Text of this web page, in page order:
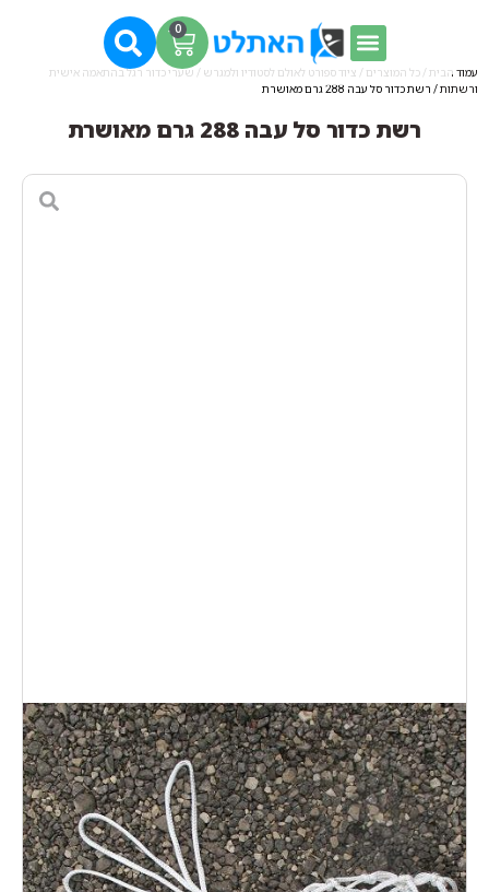
0
עמוד הבית / כל המוצרים / ציוד ספורט לאולם לסטודיו ולמגרש / שערי כדור רגל בהתאמה אישית
ורשתות/ רשת כדור סל עבה 288 גרם מאושרת
רשת כדור סל עבה 288 גרם מאושרת